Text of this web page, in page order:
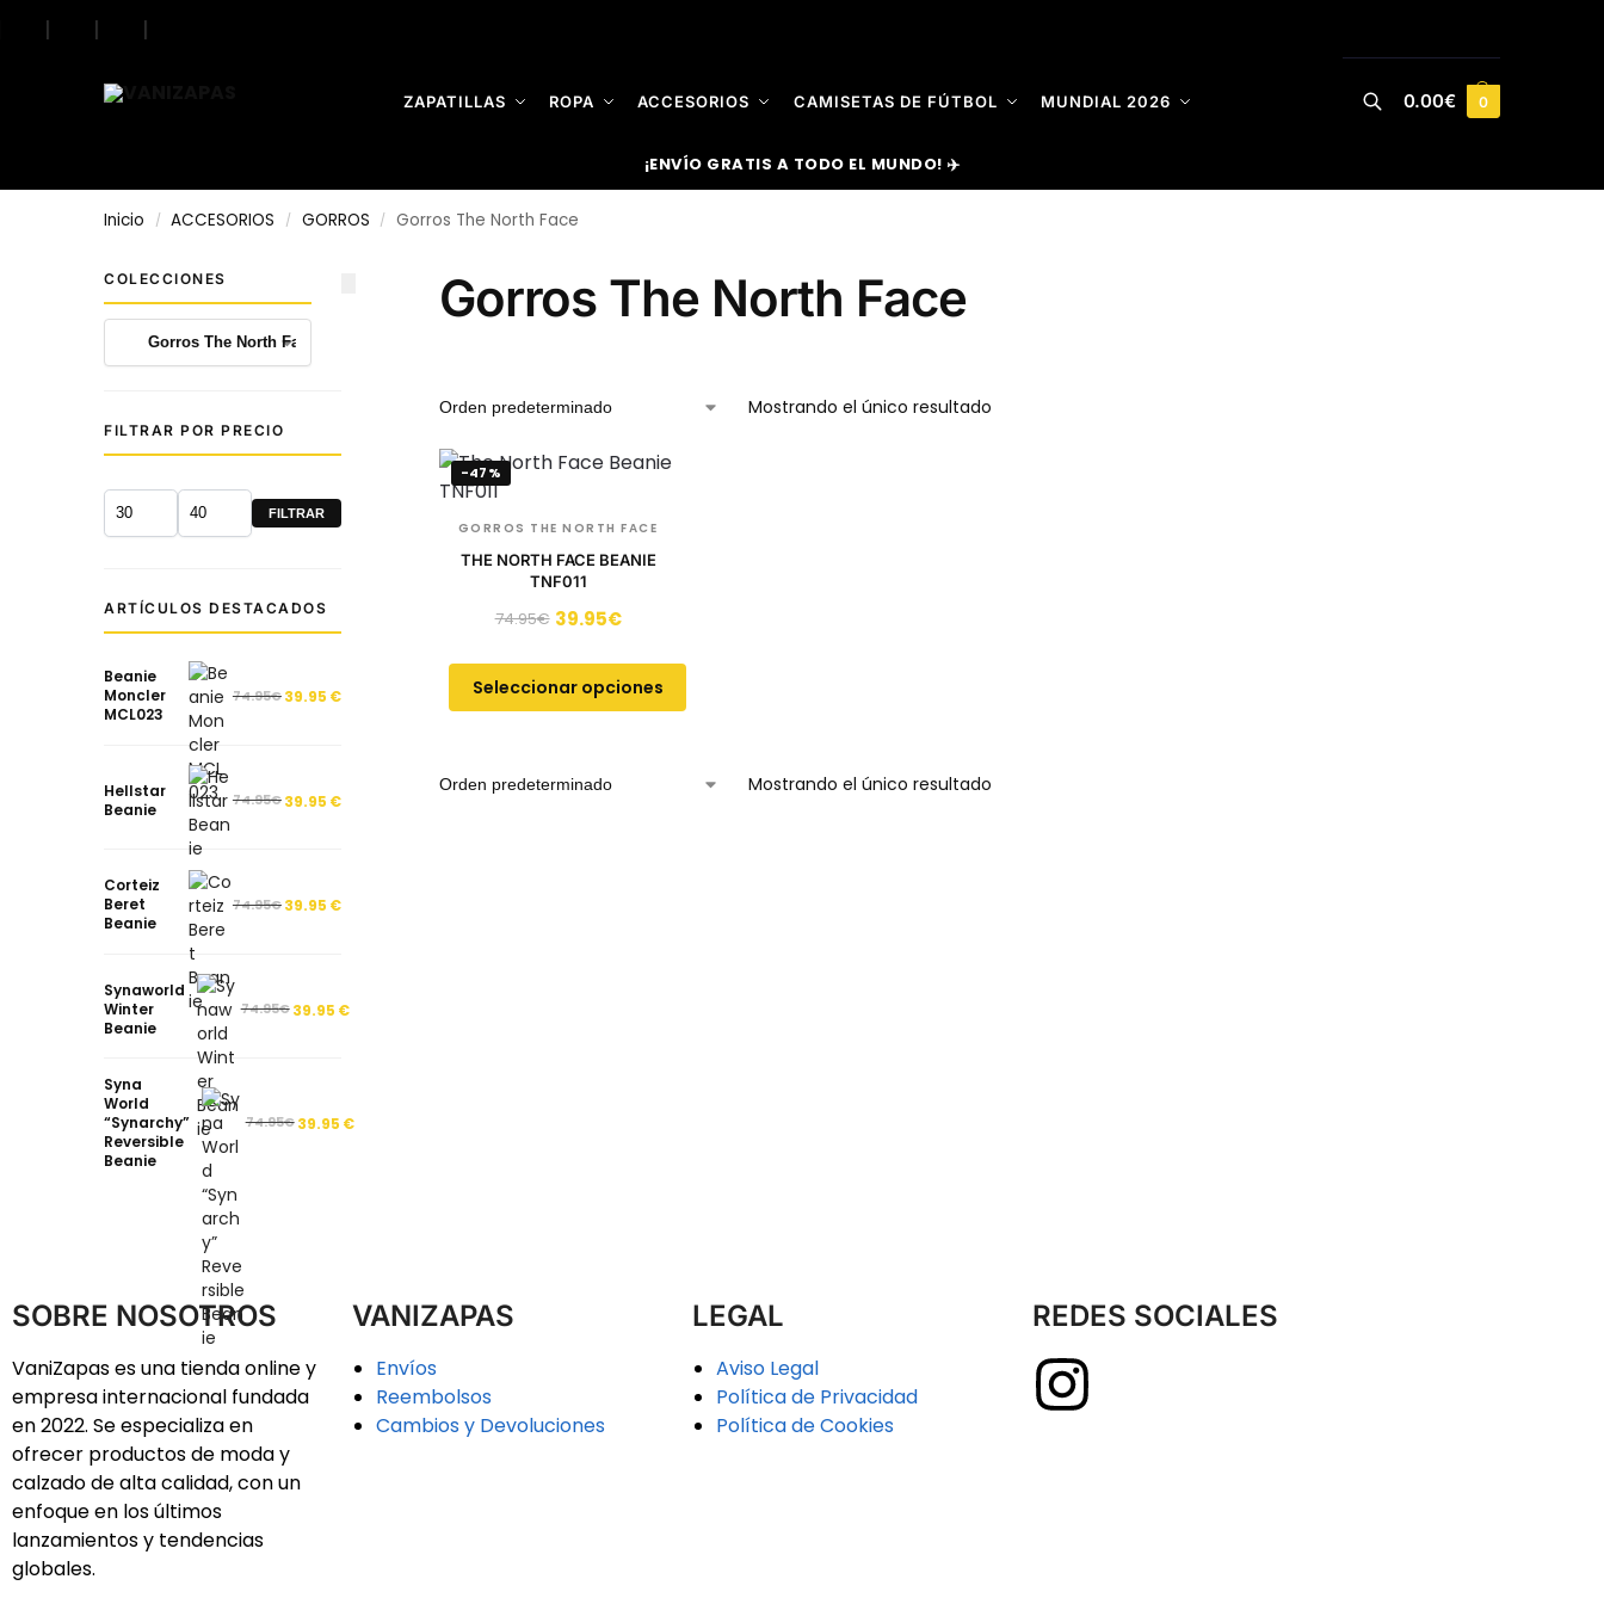
| | |
ZAPATILLAS ROPA ACCESORIOS CAMISETAS DE FÚTBOL MUNDIAL 2026
Search
0.00€ 0
¡ENVÍO GRATIS A TODO EL MUNDO! ✈️
Inicio / ACCESORIOS / GORROS / Gorros The North Face
Gorros The North Face
Mostrando el único resultado
-47%
GORROS THE NORTH FACE
THE NORTH FACE BEANIE
TNF011
74.95€ 39.95€
Seleccionar opciones
Mostrando el único resultado
COLECCIONES
FILTRAR POR PRECIO
FILTRAR
ARTÍCULOS DESTACADOS
Beanie
Moncler
MCL023
74.95€39.95 €
Hellstar
Beanie
74.95€39.95 €
Corteiz
Beret
Beanie
74.95€39.95 €
Synaworld
Winter
Beanie
74.95€ 39.95 €
Syna
World
“Synarchy”
Reversible
Beanie
74.95€ 39.95 €
SOBRE NOSOTROS
VaniZapas es una tienda online y
empresa internacional fundada
en 2022. Se especializa en
ofrecer productos de moda y
calzado de alta calidad, con un
enfoque en los últimos
lanzamientos y tendencias
globales.
VANIZAPAS
Envíos
Reembolsos
Cambios y Devoluciones
LEGAL
Aviso Legal
Política de Privacidad
Política de Cookies
REDES SOCIALES